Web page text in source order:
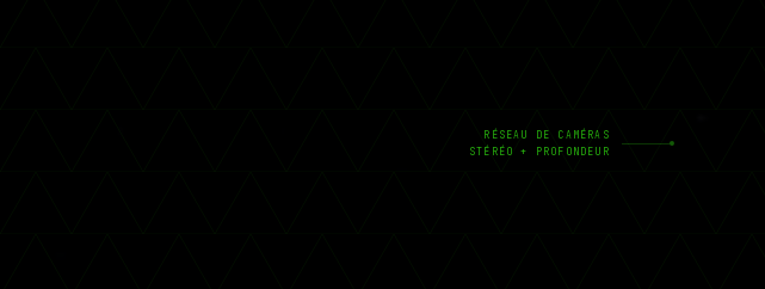
RÉSEAU DE CAMÉRAS
STÉRÉO + PROFONDEUR